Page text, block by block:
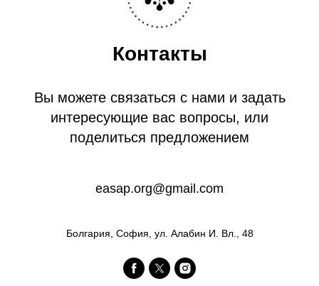
Контакты
Вы можете связаться с нами и задать
интересующие вас вопросы, или
поделиться предложением
easap.org@gmail.com
Болгария, София, ул. Алабин И. Вл., 48